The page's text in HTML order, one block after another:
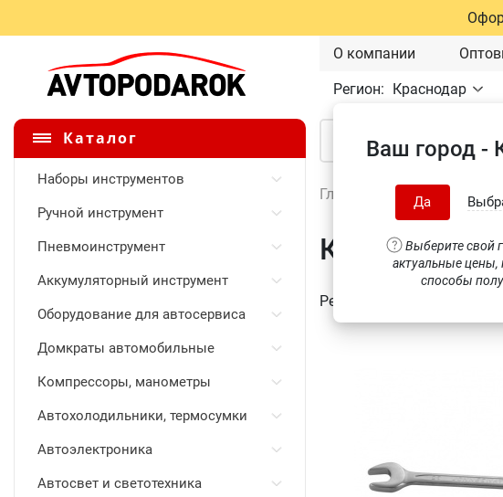
О компании
Регион: Краснодар
Ваш город -
Да
Выберите свой
актуальные цены,
способы
Каталог
Наборы инструментов
Ручной инструмент
Пневмоинструмент
Аккумуляторный инструмент
Оборудование для автосервиса
Домкраты автомобильные
Компрессоры, манометры
Автохолодильники, термосумки
Автоэлектроника
Автосвет и светотехника
Главная Ручной
Ключ
Рейтинг: